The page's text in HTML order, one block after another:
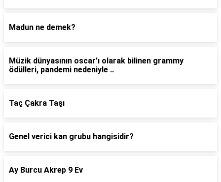
Madun ne demek?
Müzik dünyasının oscar'ı olarak bilinen grammy
ödülleri, pandemi nedeniyle ..
Taç Çakra Taşı
Genel verici kan grubu hangisidir?
Ay Burcu Akrep 9 Ev